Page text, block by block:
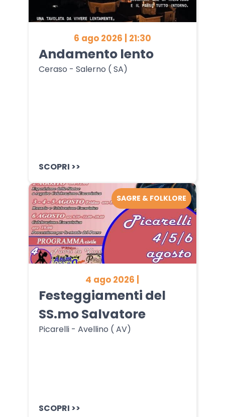
6 ago 2026 | 21:30
Andamento lento
Ceraso - Salerno ( SA)
SCOPRI >>
4 ago 2026 |
Festeggiamenti del
SS.mo Salvatore
Picarelli - Avellino ( AV)
SCOPRI >>
SAGRE & FOLKLORE